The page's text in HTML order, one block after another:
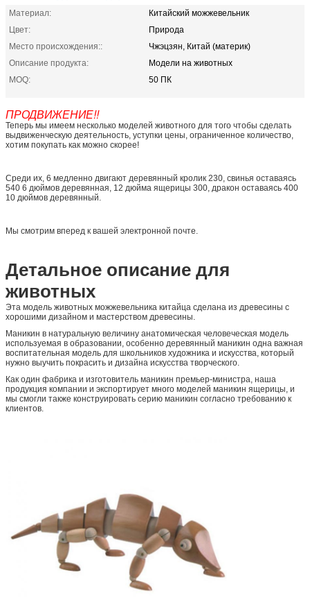
Материал:
Китайский можжевельник
Цвет:
Природа
Место происхождения::
Чжэцзян, Китай (материк)
Описание продукта:
Модели на животных
MOQ:
50 ПК
ПРОДВИЖЕНИЕ!!
Теперь мы имеем несколько моделей животного для того чтобы сделать
выдвиженческую деятельность, уступки цены, ограниченное количество,
хотим покупать как можно скорее!
Среди их, 6 медленно двигают деревянный кролик 230, свинья оставаясь
540 6 дюймов деревянная, 12 дюйма ящерицы 300, дракон оставаясь 400
10 дюймов деревянный.
Мы смотрим вперед к вашей электронной почте.
Детальное описание для
животных
Эта модель животных можжевельника китайца сделана из древесины с
хорошими дизайном и мастерством древесины.
Маникин в натуральную величину анатомическая человеческая модель
используемая в образовании, особенно деревянный маникин одна важная
воспитательная модель для школьников художника и искусства, который
нужно выучить покрасить и дизайна искусства творческого.
Как один фабрика и изготовитель маникин премьер-министра, наша
продукция компании и экспортирует много моделей маникин ящерицы, и
мы смогли также конструировать серию маникин согласно требованию к
клиентов.